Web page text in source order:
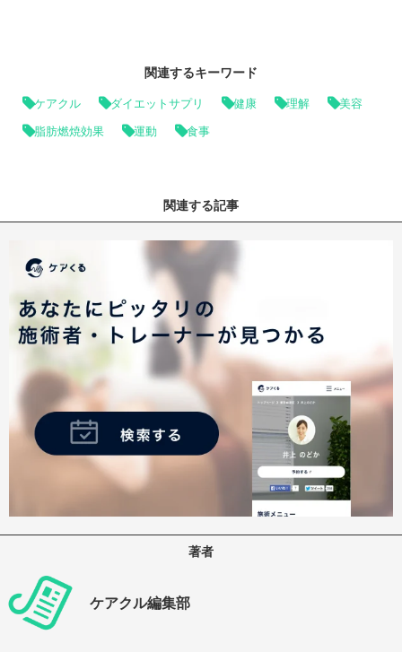
関連するキーワード
ケアクル ダイエットサプリ 健康 理解 美容
脂肪燃焼効果 運動 食事
関連する記事
著者
ケアクル編集部